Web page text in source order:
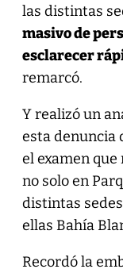
las distintas
masivo de
esclarecer
remarcó.
Y realizó un
esta denuncia
el examen
no solo en
distintas
ellas Bahía
Recordó la